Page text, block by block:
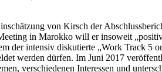
von Kirsch der
in Marokko will er insoweit
der intensiv diskutierte „Work Track
werden dürfen. Im Juni 2017
verschiedenen Interessen und